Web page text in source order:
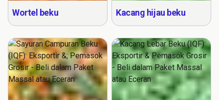
Wortel beku Kacang hijau beku